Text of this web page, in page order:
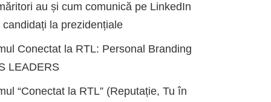
au și cum comunică pe LinkedIn
candidați la prezidențiale
Conectat la RTL: Personal Branding
LEADERS
“Conectat la RTL” (Reputație, Tu în